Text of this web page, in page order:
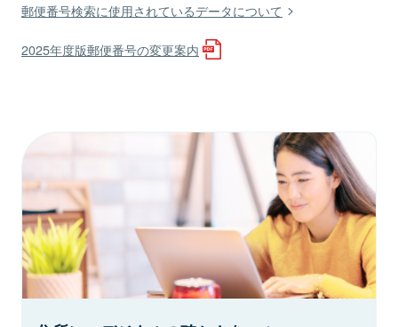
郵便番号検索に使用されているデータについて
2025年度版郵便番号の変更案内